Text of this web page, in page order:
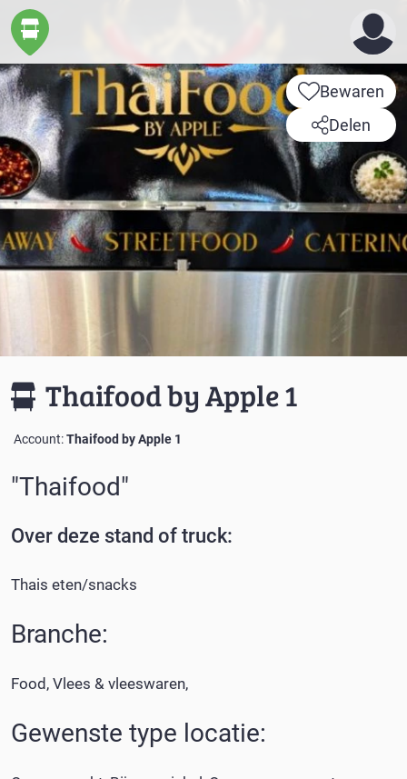
Bewaren
Delen
Thaifood by Apple 1
Account:Thaifood by Apple 1
"Thaifood"
Over deze stand of truck:
Thais eten/snacks
Branche:
Food Vlees & vleeswaren
Gewenste type locatie: